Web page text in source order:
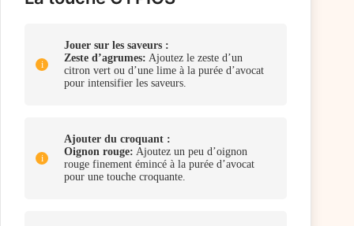
Jouer sur les saveurs :
Zeste d’agrumes: Ajoutez le zeste d’un
citron vert ou d’une lime à la purée d’avocat
pour intensifier les saveurs.
Ajouter du croquant :
Oignon rouge: Ajoutez un peu d’oignon
rouge finement émincé à la purée d’avocat
pour une touche croquante.